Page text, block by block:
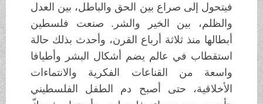
فيتحول إلى صراع بين الحق والباطل، بين العدل
والظلم، بين الخير والشر. صنعت فلسطين
أبطالها منذ ثلاثة أرباع القرن، وأحدث بذلك حالة
استقطاب في عالم يضم أشكال البشر وأطيافا
واسعة من القناعات الفكرية والانتماءات
الأخلاقية، حتى أصبح دم الطفل الفلسطيني